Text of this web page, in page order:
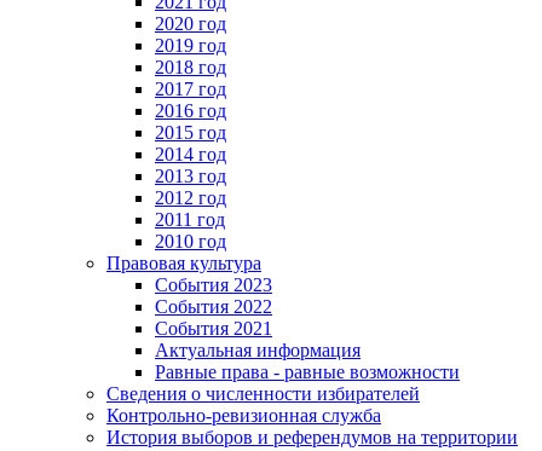
2020 год
2019 год
2018 год
2017 год
2016 год
2015 год
2014 год
2013 год
2012 год
2011 год
2010 год
Правовая культура
События 2023
События 2022
События 2021
Актуальная информация
Равные права - равные возможности
Сведения о численности избирателей
Контрольно-ревизионная служба
История выборов и референдумов на территории